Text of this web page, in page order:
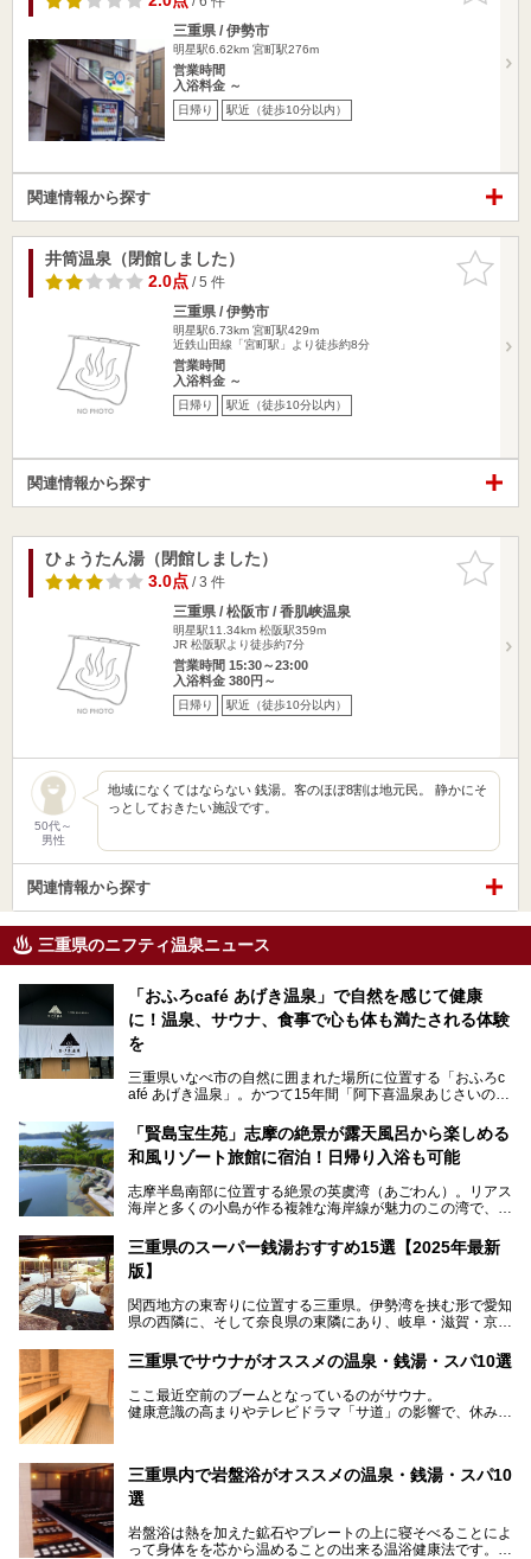
三重県 / 伊勢市
明星駅6.62km 宮町駅276m
営業時間
入浴料金 ～
日帰り 駅近（徒歩10分以内）
関連情報から探す
お気に入
りに追加
井筒温泉（閉館しました）
2.0点/ 5 件
三重県 / 伊勢市
明星駅6.73km 宮町駅429m
近鉄山田線「宮町駅」より徒歩約8分
営業時間
入浴料金 ～
日帰り 駅近（徒歩10分以内）
関連情報から探す
お気に入
りに追加
ひょうたん湯（閉館しました）
3.0点/ 3 件
三重県 / 松阪市 / 香肌峡温泉
明星駅11.34km 松阪駅359m
JR 松阪駅より徒歩約7分
営業時間 15:30～23:00
入浴料金 380円～
日帰り 駅近（徒歩10分以内）
50代～
男性
地域になくてはならない 銭湯。客のほぼ8割は地元民。 静かにそ
っとしておきたい施設です。
関連情報から探す
三重県のニフティ温泉ニュース
「おふろcafé あげき温泉」で自然を感じて健康
に！温泉、サウナ、食事で心も体も満たされる体験
を
三重県いなべ市の自然に囲まれた場所に位置する「おふろc
afé あげき温泉」。かつて15年間「阿下喜温泉あじさいの
泊が楽しめる施設として2024年4月に新しく生まれ変わりま
した！
ていた施設……。今回は、地元の方から観光客まで楽しめる
「おふろcafé あげき温泉」をじっくりご紹介していきま
「賢島宝生苑」志摩の絶景が露天風呂から楽しめる
和風リゾート旅館に宿泊！日帰り入浴も可能
志摩半島南部に位置する絶景の英虞湾（あごわん）。リアス
海岸と多くの小島が作る複雑な海岸線が魅力のこの湾で、最
らも英虞湾が一望できる人気の旅館「賢島宝生苑（かしこじ
まほうじょうえん）」をご紹介します。日帰り入浴もできま
すよ！
───
提供元：賢島宝生苑【PR】
三重県のスーパー銭湯おすすめ15選【2025年最新
版】
関西地方の東寄りに位置する三重県。伊勢湾を挟む形で愛知
県の西隣に、そして奈良県の東隣にあり、岐阜・滋賀・京
伊勢神宮を擁する伊勢志摩や、世界遺産に登録された熊野古
道をはじめ、鳥羽水族館、忍者の里・伊賀、鈴鹿サーキッ
ト、松坂牛に伊勢海老……と、観光＆グルメの宝庫です。
東からも西からも訪れやすい三重県には、ハイクオリティな
スーパー銭湯がたくさん！お風呂も食事もコスパもいい、お
三重県でサウナがオススメの温泉・銭湯・スパ10選
ここ最近空前のブームとなっているのがサウナ。
健康意識の高まりやテレビドラマ「サ道」の影響で、休みの
いサウナのある温泉や銭湯、スパをご紹介。
気軽に立ち寄れてリラックス効果の高いサウナで、日頃の疲
れをリフレッシュしませんか？
三重県内で岩盤浴がオススメの温泉・銭湯・スパ10
選
岩盤浴は熱を加えた鉱石やプレートの上に寝そべることによ
って身体をを芯から温めることの出来る温浴健康法です。じ